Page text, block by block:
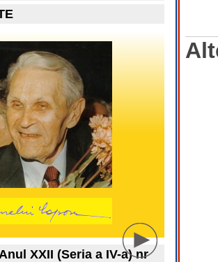
XXII (Seria a IV-a) nr